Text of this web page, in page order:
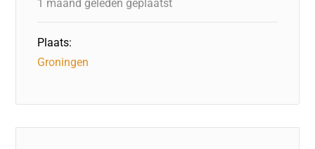
1 maand geleden geplaatst
Plaats:
Groningen